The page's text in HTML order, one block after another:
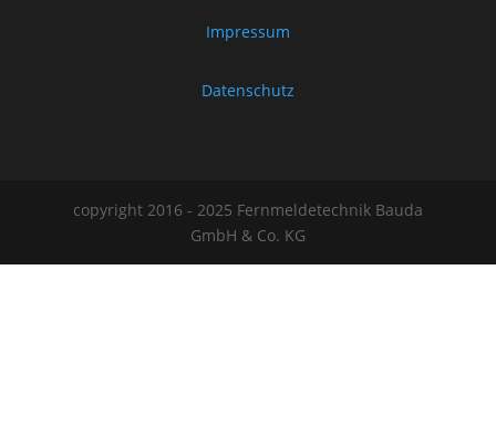
Impressum
Datenschutz
copyright 2016 - 2025 Fernmeldetechnik Bauda
GmbH & Co. KG